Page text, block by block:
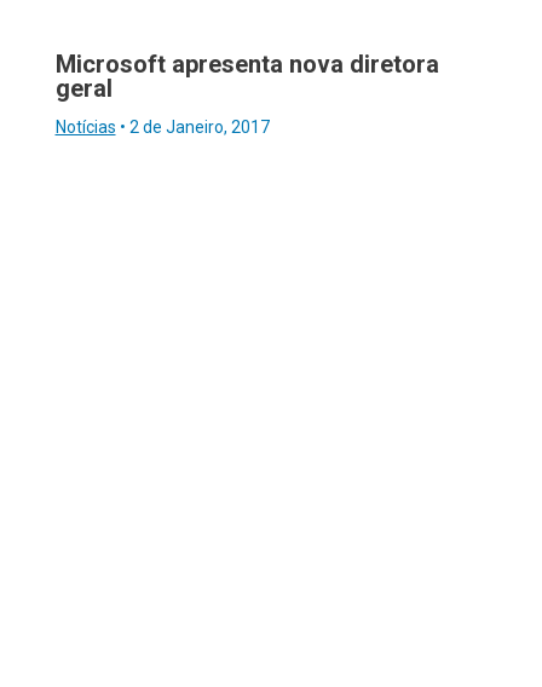
Microsoft apresenta nova diretora
geral
Notícias • 2 de Janeiro, 2017